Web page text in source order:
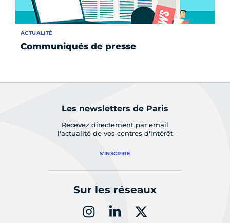
Communiqués de presse
ACTUALITÉ
Les newsletters de Paris
Recevez directement par email
l'actualité de vos centres d'intérêt
S'INSCRIRE
Sur les réseaux